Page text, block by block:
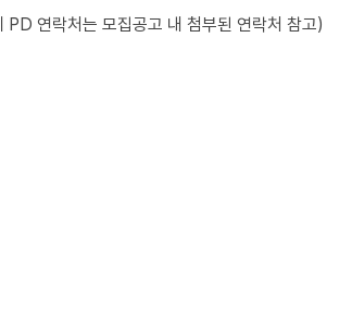
연락처는 모집공고 내 첨부된 연락처 참고)